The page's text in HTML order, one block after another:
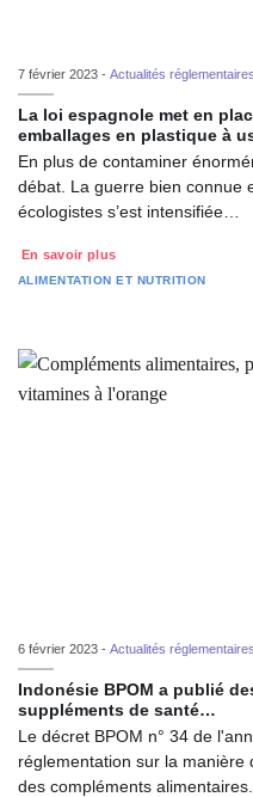
7 février 2023 - Actualités réglementaires
La loi espagnole met en
emballages en plastique à
En plus de contaminer
débat. La guerre bien connue
écologistes s’est intensifiée…
En savoir plus
ALIMENTATION ET NUTRITION
6 février 2023 - Actualités réglementaires
Indonésie BPOM a publié
suppléments de santé…
Le décret BPOM n° 34 de
réglementation sur la manière
des compléments